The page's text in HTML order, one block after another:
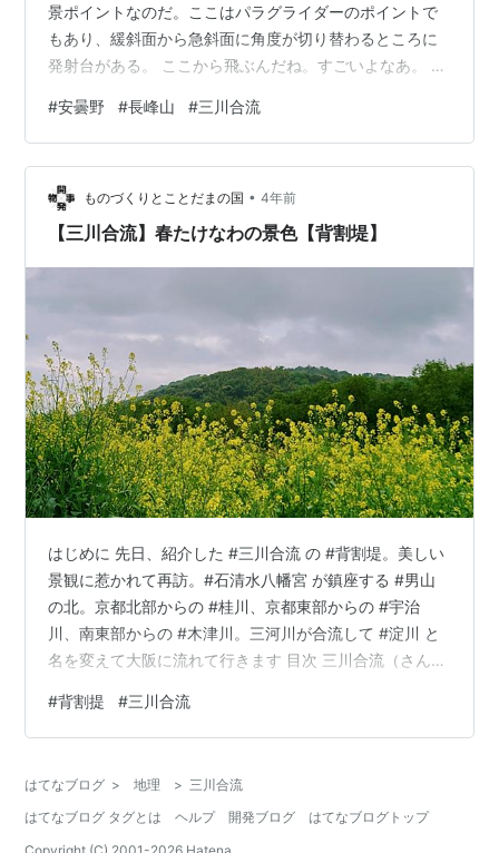
景ポイントなのだ。ここはパラグライダーのポイントで
もあり、緩斜面から急斜面に角度が切り替わるところに
発射台がある。 ここから飛ぶんだね。すごいよなあ。 こ
てはパラグライダーの人がたくさんいて、飛び回ってい
ることもあった。この日はパラグライダーの人はいなか
った。パラグライダーにもシーズンがあるのだろうか？
いや、待てよ。以前は休日に長峰山方面を見上げると、
ふわふわ飛んでいるパラグライダーがいたものだが、最
#安曇野 #長峰山 #三川合流
ものづくりとことだまの国 • 4年前
【三川合流】春たけなわの景色【背割堤】
はじめに 先日、紹介した #三川合流 の #背割堤。美しい
景観に惹かれて再訪。#石清水八幡宮 が鎮座する #男山
の北。京都北部からの #桂川、京都東部からの #宇治
川、南東部からの #木津川。三河川が合流して #淀川 と
名を変えて大阪に流れて行きます 目次 三川合流（さんせ
づつみ）の景色 あいだみつを風。名残の桜の詩 本文 三
川合流（さんせんごうりゅう） 三川合流地域（石清水八
峡で清滝川のほか、京都市内から流れる鴨川とも合流し
て淀川に ● 宇治川：京都府宇治市を源流として、琵琶湖
からの…
#背割提 #三川合流
はてなブログ > 地理 > 三川合流
はてなブログ タグとは
ヘルプ 開発ブログ
はてなブログトップ